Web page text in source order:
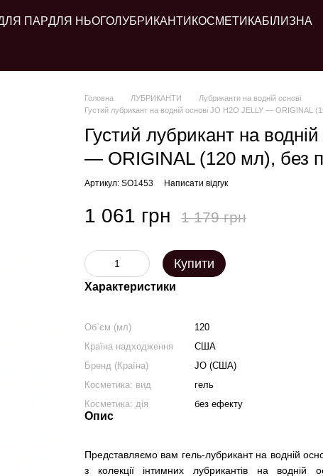
ПАРДЛЯ НЬОГОЛУБРИКАНТИ КОСМЕТИКАБІЛИЗНА
Головна ЛУБРИКАНТИ
Лубриканти на водній основі
Густий лубрикант на водній основі JO H2O JELLY — ORIGINAL
Густий лубрикант на
— ORIGINAL (120 мл), без
Артикул: SO1453 Написати відгук
1 061 грн 1 179 грн
Купити
Характеристики
Об`єм (мл)
120
Країна надходження
США
Бренд (Країна)
JO (США)
Косметика: вид
гель
Косметика: дія
без ефекту
Опис
Представляємо вам гель-лубрикант на водній
з колекції інтимних лубрикантів на